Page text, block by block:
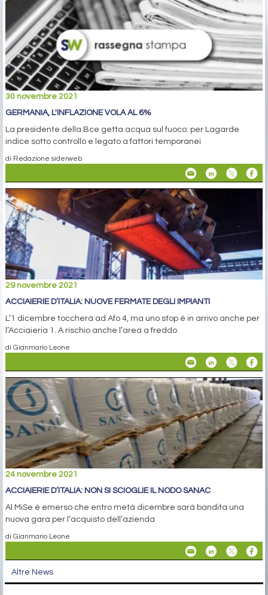
30 novembre 2021
GERMANIA, L'INFLAZIONE VOLA AL 6%
La presidente della Bce getta acqua sul fuoco: per Lagarde
indice sotto controllo e legato a fattori temporanei
di Redazione siderweb
29 novembre 2021
ACCIAIERIE D’ITALIA: NUOVE FERMATE DEGLI IMPIANTI
L’1 dicembre toccherà ad Afo 4, ma uno stop è in arrivo anche per
l’Acciaieria 1. A rischio anche l’area a freddo
di Gianmario Leone
24 novembre 2021
ACCIAIERIE D’ITALIA: NON SI SCIOGLIE IL NODO SANAC
Al MiSe è emerso che entro metà dicembre sarà bandita una
nuova gara per l’acquisto dell’azienda
di Gianmario Leone
Altre News